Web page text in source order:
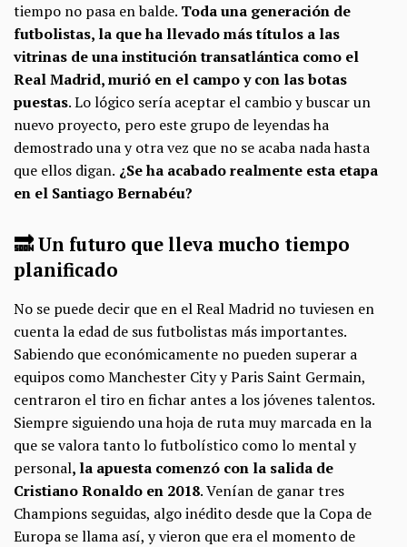
tiempo no pasa en balde. Toda una generación de
futbolistas, la que ha llevado más títulos a las
vitrinas de una institución transatlántica como el
Real Madrid, murió en el campo y con las botas
puestas. Lo lógico sería aceptar el cambio y buscar un
nuevo proyecto, pero este grupo de leyendas ha
demostrado una y otra vez que no se acaba nada hasta
que ellos digan. ¿Se ha acabado realmente esta etapa
en el Santiago Bernabéu?
🔜 Un futuro que lleva mucho tiempo
planificado
No se puede decir que en el Real Madrid no tuviesen en
cuenta la edad de sus futbolistas más importantes.
Sabiendo que económicamente no pueden superar a
equipos como Manchester City y Paris Saint Germain,
centraron el tiro en fichar antes a los jóvenes talentos.
Siempre siguiendo una hoja de ruta muy marcada en la
que se valora tanto lo futbolístico como lo mental y
personal, la apuesta comenzó con la salida de
Cristiano Ronaldo en 2018. Venían de ganar tres
Champions seguidas, algo inédito desde que la Copa de
Europa se llama así, y vieron que era el momento de